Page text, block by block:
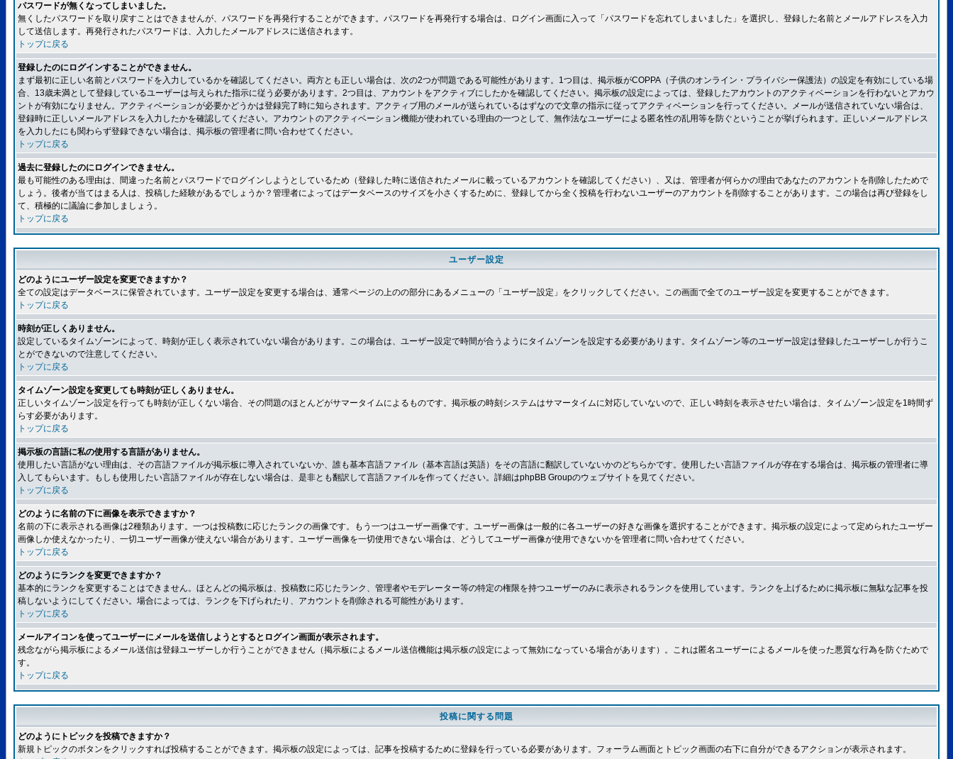
パスワードが無くなってしまいました。
無くしたパスワードを取り戻すことはできませんが、パスワードを再発行することができます。パスワードを再発行する場合は、ログイン画面に入って「パスワードを忘れてしまいました」を選択し、登録した名前とメールアドレスを入力
して送信します。再発行されたパスワードは、入力したメールアドレスに送信されます。
トップに戻る
登録したのにログインすることができません。
まず最初に正しい名前とパスワードを入力しているかを確認してください。両方とも正しい場合は、次の2つが問題である可能性があります。1つ目は、掲示板がCOPPA（子供のオンライン・プライバシー保護法）の設定を有効にしている場
合、13歳未満として登録しているユーザーは与えられた指示に従う必要があります。2つ目は、アカウントをアクティブにしたかを確認してください。掲示板の設定によっては、登録したアカウントのアクティベーションを行わないとアカウ
ントが有効になりません。アクティベーションが必要かどうかは登録完了時に知らされます。アクティブ用のメールが送られているはずなので文章の指示に従ってアクティベーションを行ってください。メールが送信されていない場合は、
登録時に正しいメールアドレスを入力したかを確認してください。アカウントのアクティベーション機能が使われている理由の一つとして、無作法なユーザーによる匿名性の乱用等を防ぐということが挙げられます。正しいメールアドレス
を入力したにも関わらず登録できない場合は、掲示板の管理者に問い合わせてください。
トップに戻る
過去に登録したのにログインできません。
最も可能性のある理由は、間違った名前とパスワードでログインしようとしているため（登録した時に送信されたメールに載っているアカウントを確認してください）、又は、管理者が何らかの理由であなたのアカウントを削除したためで
しょう。後者が当てはまる人は、投稿した経験があるでしょうか？管理者によってはデータベースのサイズを小さくするために、登録してから全く投稿を行わないユーザーのアカウントを削除することがあります。この場合は再び登録をし
て、積極的に議論に参加しましょう。
トップに戻る
ユーザー設定
どのようにユーザー設定を変更できますか？
全ての設定はデータベースに保管されています。ユーザー設定を変更する場合は、通常ページの上のの部分にあるメニューの「ユーザー設定」をクリックしてください。この画面で全てのユーザー設定を変更することができます。
トップに戻る
時刻が正しくありません。
設定しているタイムゾーンによって、時刻が正しく表示されていない場合があります。この場合は、ユーザー設定で時間が合うようにタイムゾーンを設定する必要があります。タイムゾーン等のユーザー設定は登録したユーザーしか行うこ
とができないので注意してください。
トップに戻る
タイムゾーン設定を変更しても時刻が正しくありません。
正しいタイムゾーン設定を行っても時刻が正しくない場合、その問題のほとんどがサマータイムによるものです。掲示板の時刻システムはサマータイムに対応していないので、正しい時刻を表示させたい場合は、タイムゾーン設定を1時間ず
らす必要があります。
トップに戻る
掲示板の言語に私の使用する言語がありません。
使用したい言語がない理由は、その言語ファイルが掲示板に導入されていないか、誰も基本言語ファイル（基本言語は英語）をその言語に翻訳していないかのどちらかです。使用したい言語ファイルが存在する場合は、掲示板の管理者に導
入してもらいます。もしも使用したい言語ファイルが存在しない場合は、是非とも翻訳して言語ファイルを作ってください。詳細はphpBB Groupのウェブサイトを見てください。
トップに戻る
どのように名前の下に画像を表示できますか？
名前の下に表示される画像は2種類あります。一つは投稿数に応じたランクの画像です。もう一つはユーザー画像です。ユーザー画像は一般的に各ユーザーの好きな画像を選択することができます。掲示板の設定によって定められたユーザー
画像しか使えなかったり、一切ユーザー画像が使えない場合があります。ユーザー画像を一切使用できない場合は、どうしてユーザー画像が使用できないかを管理者に問い合わせてください。
トップに戻る
どのようにランクを変更できますか？
基本的にランクを変更することはできません。ほとんどの掲示板は、投稿数に応じたランク、管理者やモデレーター等の特定の権限を持つユーザーのみに表示されるランクを使用しています。ランクを上げるために掲示板に無駄な記事を投
稿しないようにしてください。場合によっては、ランクを下げられたり、アカウントを削除される可能性があります。
トップに戻る
メールアイコンを使ってユーザーにメールを送信しようとするとログイン画面が表示されます。
残念ながら掲示板によるメール送信は登録ユーザーしか行うことができません（掲示板によるメール送信機能は掲示板の設定によって無効になっている場合があります）。これは匿名ユーザーによるメールを使った悪質な行為を防ぐためで
す。
トップに戻る
投稿に関する問題
どのようにトピックを投稿できますか？
新規トピックのボタンをクリックすれば投稿することができます。掲示板の設定によっては、記事を投稿するために登録を行っている必要があります。フォーラム画面とトピック画面の右下に自分ができるアクションが表示されます。